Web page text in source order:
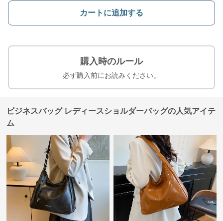
カートに追加する
購入時のルール
必ず購入前にお読みください。
ビジネスバッグ レディースショルダーバッグの人気アイテ
ム